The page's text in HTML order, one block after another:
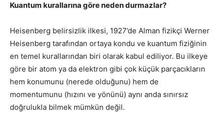
Kuantum kurallarına göre neden durmazlar?
Heisenberg belirsizlik ilkesi, 1927’de Alman fizikçi Werner
Heisenberg tarafından ortaya kondu ve kuantum fiziğinin
en temel kurallarından biri olarak kabul ediliyor. Bu ilkeye
göre bir atom ya da elektron gibi çok küçük parçacıkların
hem konumunu (nerede olduğunu) hem de
momentumunu (hızını ve yönünü) aynı anda sınırsız
doğrulukla bilmek mümkün değil.